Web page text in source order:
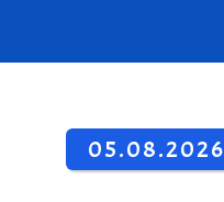
05.08.2026